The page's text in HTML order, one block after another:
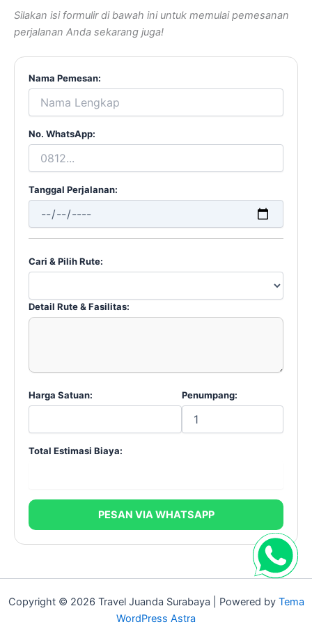
Silakan isi formulir di bawah ini untuk memulai pemesanan
perjalanan Anda sekarang juga!
Nama Pemesan:
No. WhatsApp:
Tanggal Perjalanan:
Cari & Pilih Rute:
Detail Rute & Fasilitas:
Harga Satuan: Penumpang:
Total Estimasi Biaya:
PESAN VIA WHATSAPP
Copyright © 2026 Travel Juanda Surabaya | Powered by Tema
WordPress Astra